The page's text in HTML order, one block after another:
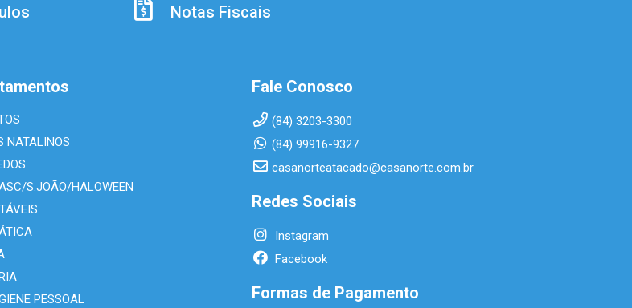
Notas Fiscais
NATALINOS
S.JOÃO/HALOWEEN
PESSOAL
Fale Conosco
(84) 3203-3300
(84) 99916-9327
casanorteatacado@casanorte.com.br
Redes Sociais
Instagram
Facebook
Formas de Pagamento